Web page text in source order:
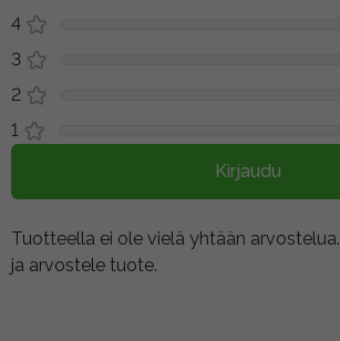
4
3
2
1
Kirjaudu
Tuotteella ei ole vielä yhtään arvostelua.
ja arvostele tuote.